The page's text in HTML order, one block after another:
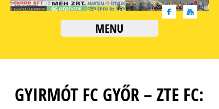
MENU
GYIRMÓT FC GYŐR – ZTE FC: